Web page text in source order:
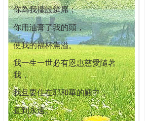
你為我擺設筵席；
你用油膏了我的頭，
使我的福杯滿溢。
我一生一世必有恩惠慈愛隨著
我，
我且要住在耶和華的殿中，
直到永遠。